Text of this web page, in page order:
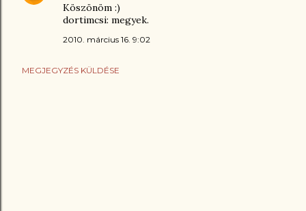
Köszönöm :)
dortimcsi: megyek.
2010. március 16. 9:02
MEGJEGYZÉS KÜLDÉSE